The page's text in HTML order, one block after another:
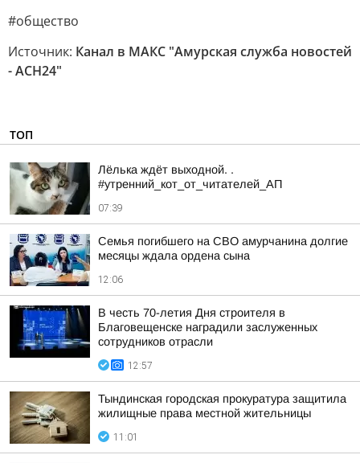
#общество
Источник: Канал в МАКС "Амурская служба новостей
- АСН24"
ТОП
Лёлька ждёт выходной. .
#утренний_кот_от_читателей_АП
07:39
Семья погибшего на СВО амурчанина долгие
месяцы ждала ордена сына
12:06
В честь 70-летия Дня строителя в
Благовещенске наградили заслуженных
сотрудников отрасли
12:57
Тындинская городская прокуратура защитила
жилищные права местной жительницы
11:01